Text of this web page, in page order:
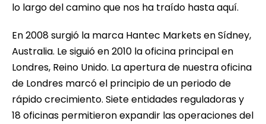
lo largo del camino que nos ha traído hasta aquí.
En 2008 surgió la marca Hantec Markets en Sídney,
Australia. Le siguió en 2010 la oficina principal en
Londres, Reino Unido. La apertura de nuestra oficina
de Londres marcó el principio de un periodo de
rápido crecimiento. Siete entidades reguladoras y
18 oficinas permitieron expandir las operaciones del